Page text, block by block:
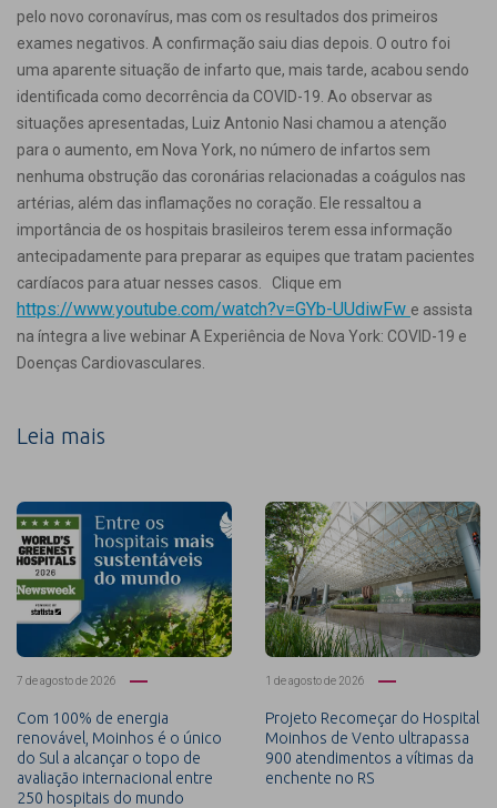
pelo novo coronavírus, mas com os resultados dos primeiros
exames negativos. A confirmação saiu dias depois. O outro foi
uma aparente situação de infarto que, mais tarde, acabou sendo
identificada como decorrência da COVID-19. Ao observar as
situações apresentadas, Luiz Antonio Nasi chamou a atenção
para o aumento, em Nova York, no número de infartos sem
nenhuma obstrução das coronárias relacionadas a coágulos nas
artérias, além das inflamações no coração. Ele ressaltou a
importância de os hospitais brasileiros terem essa informação
antecipadamente para preparar as equipes que tratam pacientes
cardíacos para atuar nesses casos. Clique em
https://www.youtube.com/watch?v=GYb-UUdiwFw e assista
na íntegra a live webinar A Experiência de Nova York: COVID-19 e
Doenças Cardiovasculares.
Leia mais
7 de agosto de 2026
Com 100% de energia
renovável, Moinhos é o único
do Sul a alcançar o topo de
avaliação internacional entre
250 hospitais do mundo
1 de agosto de 2026
Projeto Recomeçar do Hospital
Moinhos de Vento ultrapassa
900 atendimentos a vítimas da
enchente no RS